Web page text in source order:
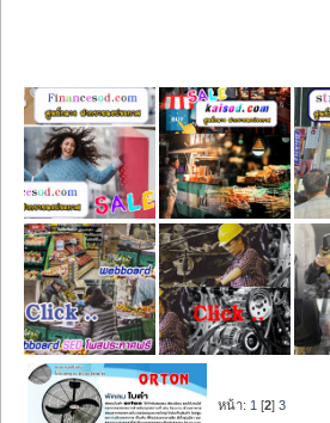
หน้า: 1 [2]3